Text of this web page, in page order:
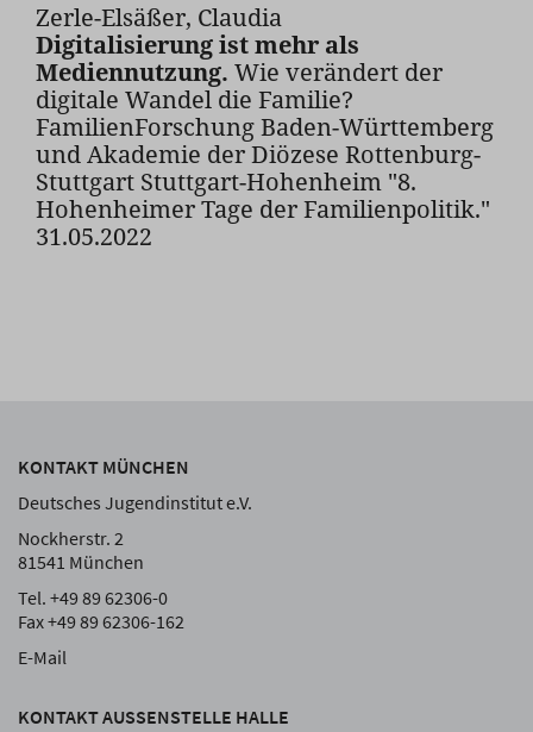
Zerle-Elsäßer, Claudia
Digitalisierung ist mehr als
Mediennutzung. Wie verändert der
digitale Wandel die Familie?
FamilienForschung Baden-Württemberg
und Akademie der Diözese Rottenburg-
Stuttgart Stuttgart-Hohenheim "8.
Hohenheimer Tage der Familienpolitik."
31.05.2022
KONTAKT MÜNCHEN
Deutsches Jugendinstitut e.V.
Nockherstr. 2
81541 München
Tel. +49 89 62306-0
Fax +49 89 62306-162
E-Mail
KONTAKT AUSSENSTELLE HALLE